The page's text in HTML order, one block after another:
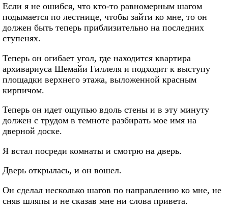
Если я не ошибся, что кто-то равномерным шагом
подымается по лестнице, чтобы зайти ко мне, то он
должен быть теперь приблизительно на последних
ступенях.
Теперь он огибает угол, где находится квартира
архивариуса Шемайи Гиллеля и подходит к выступу
площадки верхнего этажа, выложенной красным
кирпичом.
Теперь он идет ощупью вдоль стены и в эту минуту
должен с трудом в темноте разбирать мое имя на
дверной доске.
Я встал посреди комнаты и смотрю на дверь.
Дверь открылась, и он вошел.
Он сделал несколько шагов по направлению ко мне, не
сняв шляпы и не сказав мне ни слова привета.